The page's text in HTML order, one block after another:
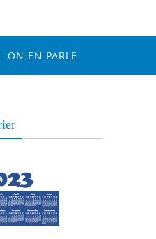
ON EN PARLE